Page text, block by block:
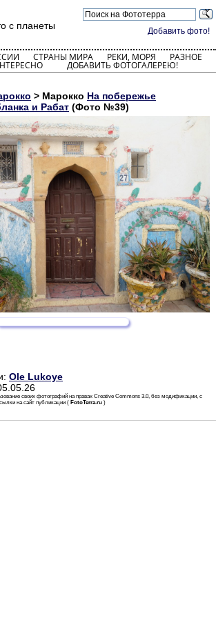
Добавить фото!
с планеты
СТРАНЫ МИРА РЕКИ, МОРЯ РАЗНОЕ
ДОБАВИТЬ ФОТОГАЛЕРЕЮ!
> Марокко На побережье
и Рабат (Фото №39)
Ole Lukoye
своих фотографий на правах Creative Commons 3.0, без модификации, с
на сайт публикации ( FotoTerra.ru )